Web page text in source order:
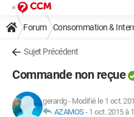
Forum Consommation &
Sujet Précédent
Commande non reçue
gerardg- Modifié le 1 oct.
AZAMOS- 1 oct. 2015 à